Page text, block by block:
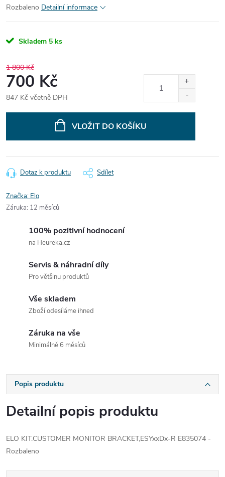
Rozbaleno Detailní informace
Skladem 5 ks
1 800 Kč
700 Kč
847 Kč včetně DPH
VLOŽIT DO KOŠÍKU
Dotaz k produktu Sdílet
Značka: Elo
Záruka: 12 měsíců
100% pozitivní hodnocení
na Heureka.cz
Servis & náhradní díly
Pro většinu produktů
Vše skladem
Zboží odesíláme ihned
Záruka na vše
Minimálně 6 měsíců
Popis produktu
Detailní popis produktu
ELO KIT.CUSTOMER MONITOR BRACKET,ESYxxDx-R E835074 -
Rozbaleno